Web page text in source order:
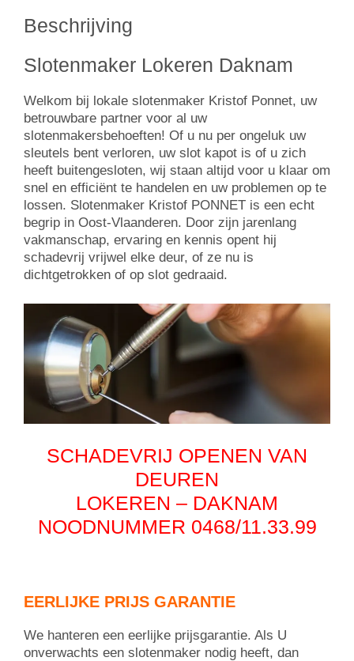
Beschrijving
Slotenmaker Lokeren Daknam
Welkom bij lokale slotenmaker Kristof Ponnet, uw
betrouwbare partner voor al uw
slotenmakersbehoeften! Of u nu per ongeluk uw
sleutels bent verloren, uw slot kapot is of u zich
heeft buitengesloten, wij staan ​​altijd voor u klaar om
snel en efficiënt te handelen en uw problemen op te
lossen. Slotenmaker Kristof PONNET is een echt
begrip in Oost-Vlaanderen. Door zijn jarenlang
vakmanschap, ervaring en kennis opent hij
schadevrij vrijwel elke deur, of ze nu is
dichtgetrokken of op slot gedraaid.
SCHADEVRIJ OPENEN VAN
DEUREN
LOKEREN – DAKNAM
NOODNUMMER 0468/11.33.99
EERLIJKE PRIJS GARANTIE
We hanteren een eerlijke prijsgarantie. Als U
onverwachts een slotenmaker nodig heeft, dan